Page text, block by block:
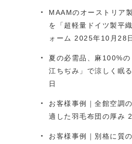
MAAMのオーストリア
を「超軽量ドイツ製平
ォーム
2025年10月28
夏の必需品、麻100%の
江ちぢみ」で涼しく眠る
日
お客様事例｜全館空調
適した羽毛布団の厚み
お客様事例｜別格に質